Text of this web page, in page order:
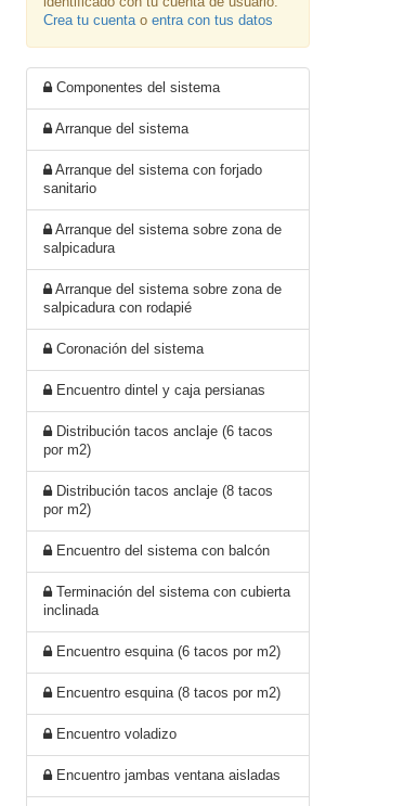
Crea tu cuentao entra con tus datos
Componentes del sistema
Arranque del sistema
Arranque del sistema con forjado
sanitario
Arranque del sistema sobre zona de
salpicadura
Arranque del sistema sobre zona de
salpicadura con rodapié
Coronación del sistema
Encuentro dintel y caja persianas
Distribución tacos anclaje (6 tacos
por m2)
Distribución tacos anclaje (8 tacos
por m2)
Encuentro del sistema con balcón
Terminación del sistema con cubierta
inclinada
Encuentro esquina (6 tacos por m2)
Encuentro esquina (8 tacos por m2)
Encuentro voladizo
Encuentro jambas ventana aisladas